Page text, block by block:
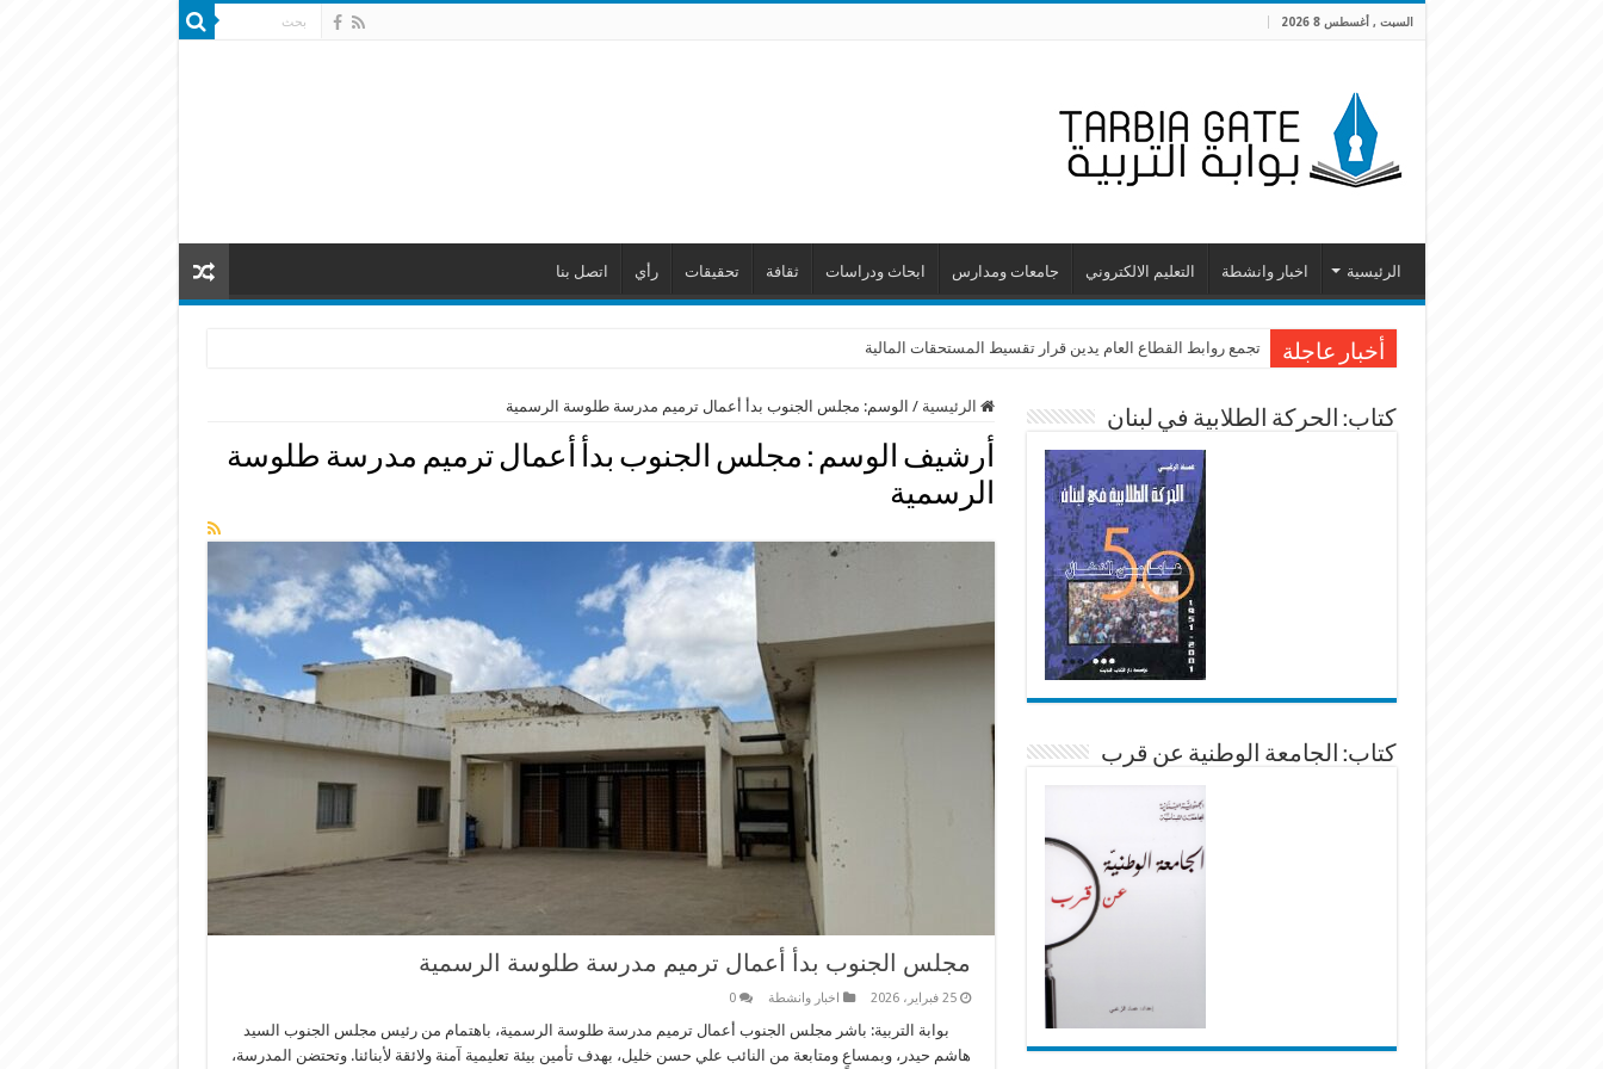
السبت , أغسطس 8 2026
الرئيسية اخبار وانشطة التعليم الالكتروني جامعات ومدارس ابحاث ودراسات ثقافة تحقيقات رأي اتصل بنا
أخبار عاجلة تجمع روابط القطاع العام يدين قرار تقسيط المستحقات المالية
الرئيسية / الوسم: مجلس الجنوب بدأ أعمال ترميم مدرسة طلوسة الرسمية
أرشيف الوسم : مجلس الجنوب بدأ أعمال ترميم مدرسة طلوسة
الرسمية
مجلس الجنوب بدأ أعمال ترميم مدرسة طلوسة الرسمية
25 فبراير، 2026 اخبار وانشطة 0
بوابة التربية: باشر مجلس الجنوب أعمال ترميم مدرسة طلوسة الرسمية، باهتمام من رئيس مجلس الجنوب السيد ​
هاشم حيدر​، وبمساعٍ ومتابعة من النائب ​علي حسن خليل​، بهدف تأمين بيئة تعليمية آمنة ولائقة لأبنائنا. وتحتضن المدرسة،
كتاب: الحركة الطلابية في لبنان
كتاب: الجامعة الوطنية عن قرب